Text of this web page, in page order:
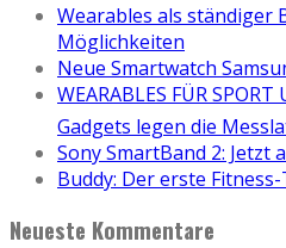
Wearables als ständiger
Möglichkeiten
Neue Smartwatch
WEARABLES FÜR
Gadgets legen die
Sony SmartBand 2: Jetzt
Buddy: Der erste
Neueste Kommentare